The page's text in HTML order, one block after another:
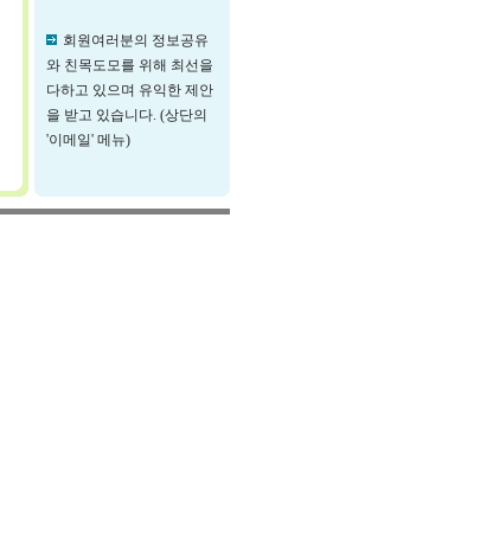
회원여러분의 정보공유
와 친목도모를 위해 최선을
다하고 있으며 유익한 제안
을 받고 있습니다. (상단의
'이메일' 메뉴)